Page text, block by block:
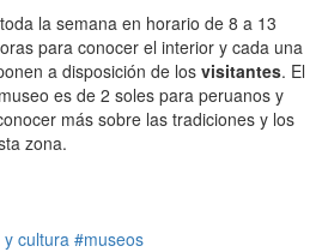
la semana en horario de 8 a 13
para conocer el interior y cada una
a disposición de los visitantes. El
es de 2 soles para peruanos y
más sobre las tradiciones y los
zona.
y cultura #museos